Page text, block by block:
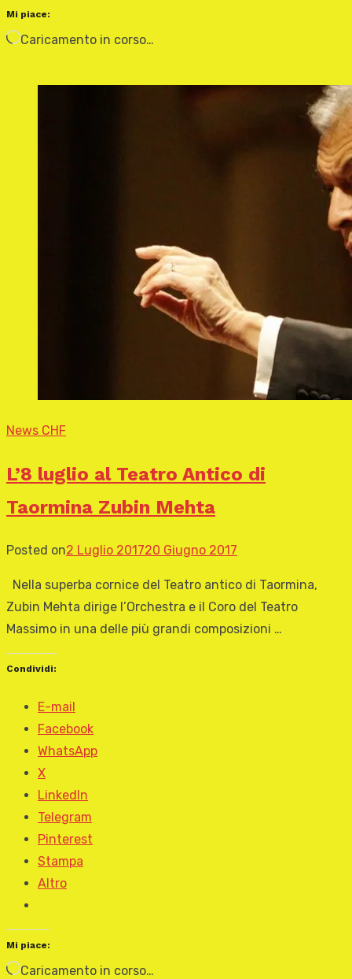
Mi piace:
Caricamento in corso…
News CHF
L’8 luglio al Teatro Antico di
Taormina Zubin Mehta
Posted on2 Luglio 201720 Giugno 2017
Nella superba cornice del Teatro antico di Taormina,
Zubin Mehta dirige l’Orchestra e il Coro del Teatro
Massimo in una delle più grandi composizioni …
Condividi:
E-mail
Facebook
WhatsApp
X
LinkedIn
Telegram
Pinterest
Stampa
Altro
Mi piace:
Caricamento in corso…